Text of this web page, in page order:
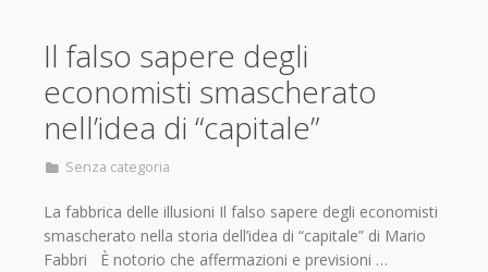
Il falso sapere degli
economisti smascherato
nell’idea di “capitale”
Senza categoria
La fabbrica delle illusioni Il falso sapere degli economisti
smascherato nella storia dell’idea di “capitale” di Mario
Fabbri È notorio che affermazioni e previsioni …